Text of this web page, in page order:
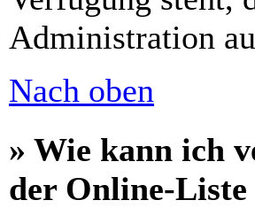
Administration
Nach oben
» Wie kann ich
der Online-